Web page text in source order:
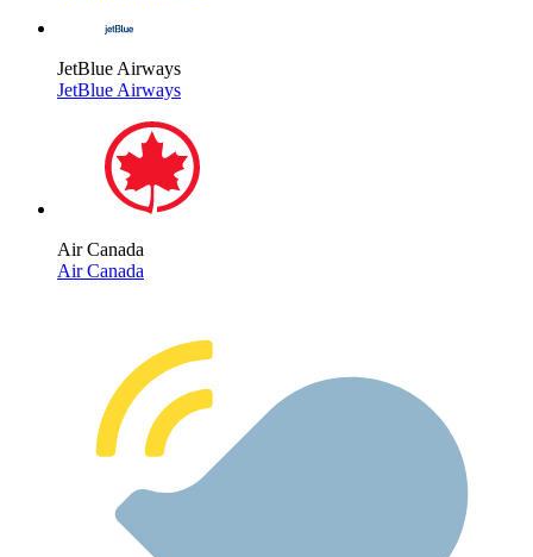
JetBlue Airways
JetBlue Airways
Air Canada
Air Canada